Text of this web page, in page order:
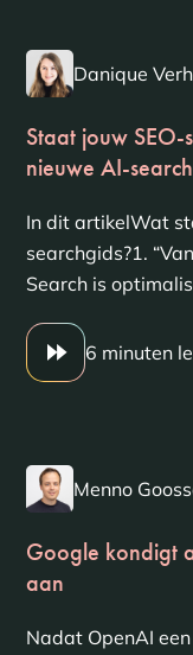
Danique
Staat jouw
nieuwe AI-
In dit artikelWat
searchgids?1.
Search is
6 minuten
Menno
Google kondigt
aan
Nadat OpenAI